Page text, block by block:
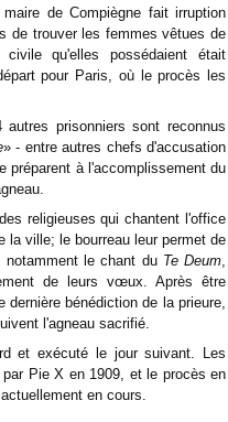
de Compiègne fait irruption
de trouver les femmes vêtues de
qu'elles possédaient était
pour Paris, où le procès les
prisonniers sont reconnus
» - entre autres chefs d'accusation
préparent à l'accomplissement du
religieuses qui chantent l'office
la ville; le bourreau leur permet de
notamment le chant du Te Deum,
de leurs vœux. Après être
bénédiction de la prieure,
l'agneau sacrifié.
et exécuté le jour suivant. Les
Pie X en 1909, et le procès en
en cours.